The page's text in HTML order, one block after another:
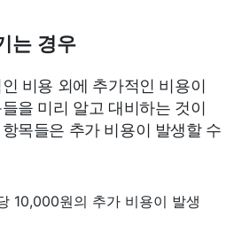
는 경우
비용 외에 추가적인 비용이
을 미리 알고 대비하는 것이
목들은 추가 비용이 발생할 수
10,000원의 추가 비용이 발생